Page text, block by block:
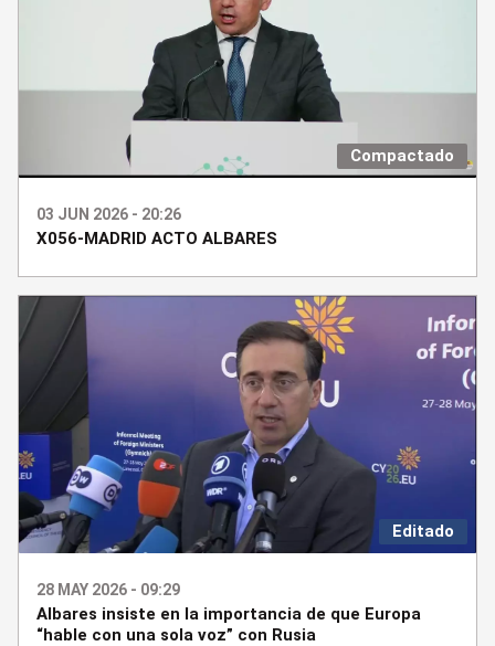
Compactado
03 JUN 2026 - 20:26
X056-MADRID ACTO ALBARES
Editado
28 MAY 2026 - 09:29
Albares insiste en la importancia de que Europa
“hable con una sola voz” con Rusia